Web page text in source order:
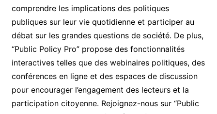
comprendre les implications des politiques
publiques sur leur vie quotidienne et participer au
débat sur les grandes questions de société. De plus,
“Public Policy Pro” propose des fonctionnalités
interactives telles que des webinaires politiques, des
conférences en ligne et des espaces de discussion
pour encourager l’engagement des lecteurs et la
participation citoyenne. Rejoignez-nous sur “Public